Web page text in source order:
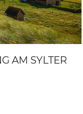
AM SYLTER